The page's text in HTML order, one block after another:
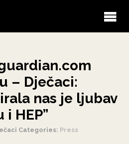
– Dječaci:
nas je ljubav
i HEP”
Categories: Press